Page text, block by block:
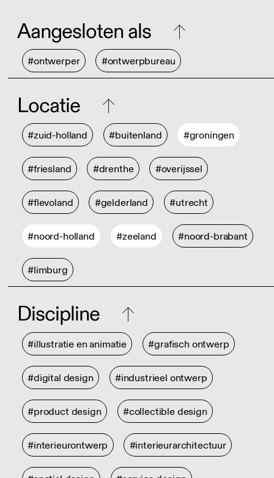
Aangesloten als
#ontwerper #ontwerpbureau
Locatie
#zuid-holland #buitenland #groningen
#friesland #drenthe #overijssel
#flevoland #gelderland #utrecht
#noord-holland #zeeland #noord-brabant
#limburg
Discipline
#illustratie en animatie #grafisch ontwerp
#digital design #industrieel ontwerp
#product design #collectible design
#interieurontwerp #interieurarchitectuur